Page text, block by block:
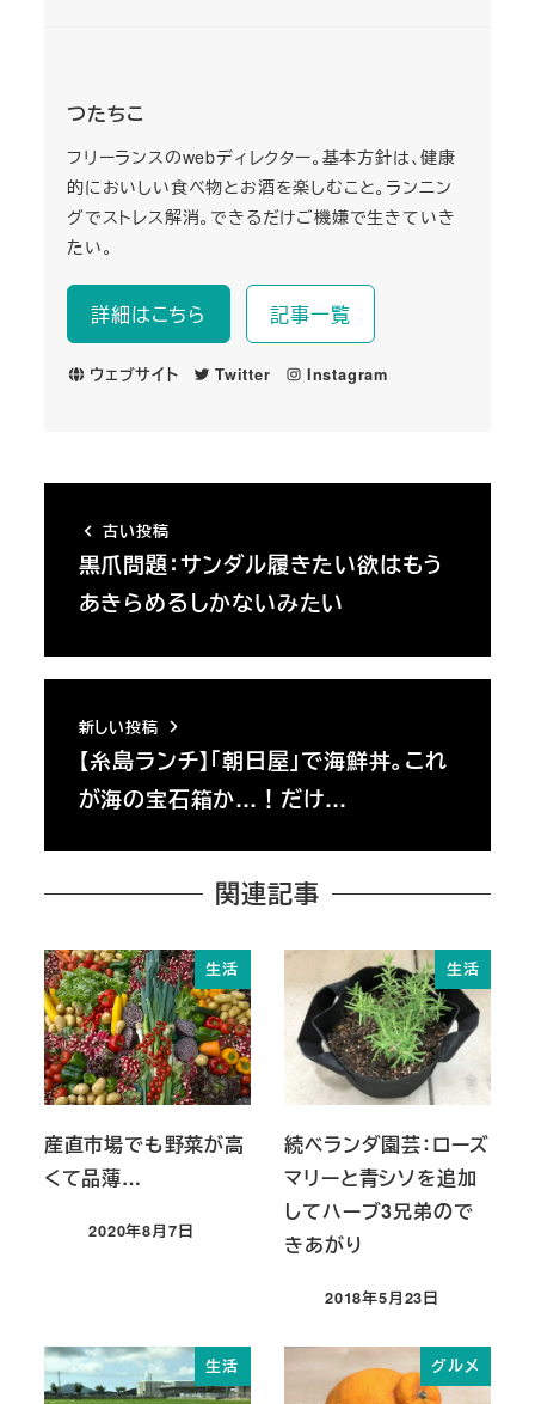
つたちこ
フリーランスのwebディレクター。基本方針は、健康
的においしい食べ物とお酒を楽しむこと。ランニン
グでストレス解消。できるだけご機嫌で生きていき
たい。
詳細はこちら 記事一覧
ウェブサイト Twitter Instagram
古い投稿
黒爪問題：サンダル履きたい欲はもう
あきらめるしかないみたい
新しい投稿
【糸島ランチ】「朝日屋」で海鮮丼。これ
が海の宝石箱か…！だけ…
関連記事
生活
産直市場でも野菜が高
くて品薄…
投稿日
2020年8月7日
生活
続ベランダ園芸：ローズ
マリーと青シソを追加
してハーブ3兄弟ので
きあがり
投稿日
2018年5月23日
生活 グルメ